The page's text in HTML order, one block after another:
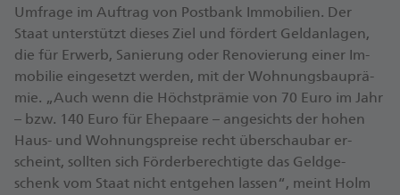
Um­fra­ge im Auf­trag von Post­bank Im­mo­bi­li­en. Der
Staat un­ter­stützt die­ses Ziel und för­dert Geld­an­la­gen,
die für Er­werb, Sa­nie­rung oder Re­no­vie­rung ei­ner Im­
mo­bi­lie ein­ge­setzt wer­den, mit der Woh­nungs­bau­prä­
mie. „Auch wenn die Höchst­prä­mie von 70 Eu­ro im Jahr
– bzw. 140 Eu­ro für Ehe­paa­re – an­ge­sichts der ho­hen
Haus- und Woh­nungs­prei­se recht über­schau­bar er­
scheint, soll­ten sich För­der­be­rech­tig­te das Geld­ge­
schenk vom Staat nicht ent­ge­hen las­sen“, meint Holm